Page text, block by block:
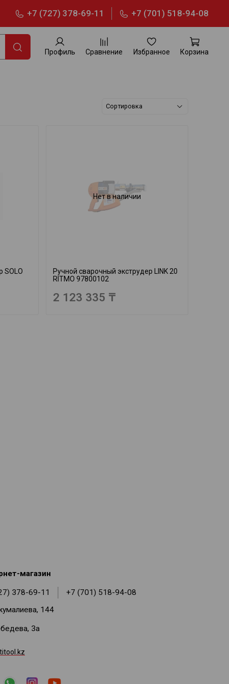
+7 (727) 378-69-11 +7 (701) 518-94-08
Профиль Сравнение Избранное Корзина
SOLO
Нет в наличии
Ручной сварочный экструдер LINK 20
RITMO 97800102
2 123 335 ₸
магазин
378-69-11
+7 (701) 518-94-08
144
3а